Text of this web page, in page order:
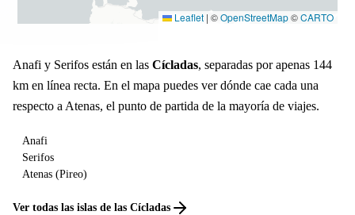
Leaflet | ©OpenStreetMap©CARTO
Anafi y Serifos están en las Cícladas, separadas por apenas 144
km en línea recta. En el mapa puedes ver dónde cae cada una
respecto a Atenas, el punto de partida de la mayoría de viajes.
Anafi
Serifos
Atenas (Pireo)
Ver todas las islas de las Cícladas